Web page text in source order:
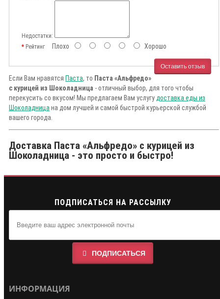
Недостатки:
РейтингПлохо Хорошо
Оставить отзыв
Если Вам нравятся Паста, то Паста «Альфредо»
с курицей из Шоколадница - отличный выбор, для того чтобы
перекусить со вкусом! Мы предлагаем Вам услугу доставка еды из
Шоколадница на дом лучшей и самой быстрой курьерской службой
вашего города.
Доставка Паста «Альфредо» с курицей из
Шоколадница - это просто и быстро!
ПОДПИСАТЬСЯ НА РАССЫЛКУ
ПОДПИСАТЬСЯ
ИНФОРМАЦИЯ